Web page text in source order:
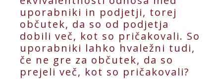
uporabniki in podjetji, torej
občutek, da so od podjetja
dobili več, kot so pričakovali. So
uporabniki lahko hvaležni tudi,
če ne gre za občutek, da so
prejeli več, kot so pričakovali?